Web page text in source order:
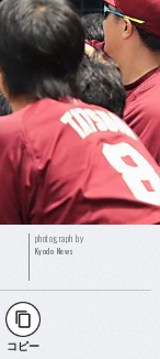
photograph by
Kyodo News
コピー